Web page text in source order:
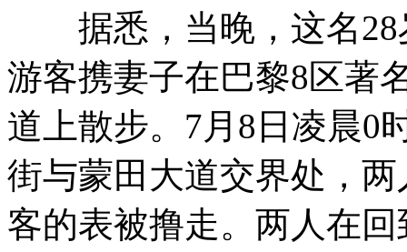
据悉，当晚，这名28
游客携妻子在巴黎8区著
道上散步。7月8日凌晨0
街与蒙田大道交界处，
客的表被撸走。两人在